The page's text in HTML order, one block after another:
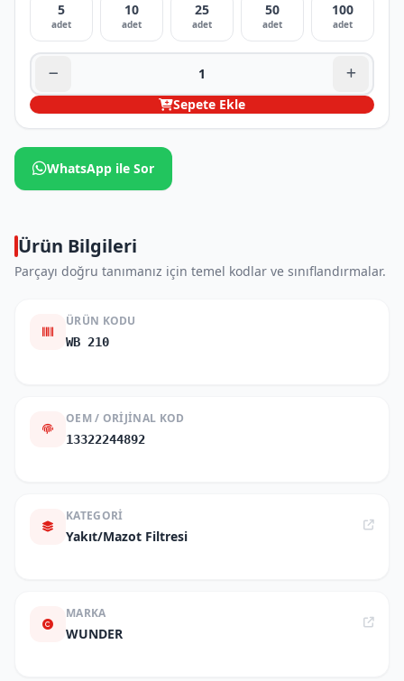
5
adet
10
adet
25
adet
50
adet
100
adet
Sepete Ekle
WhatsApp ile Sor
Ürün Bilgileri
Parçayı doğru tanımanız için temel kodlar ve sınıflandırmalar.
ÜRÜN KODU
WB 210
OEM / ORIJINAL KOD
13322244892
KATEGORI
Yakıt/Mazot Filtresi
MARKA
WUNDER